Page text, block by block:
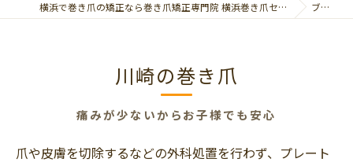
横浜で巻き爪の矯正なら巻き爪矯正専門院 横浜巻き爪センター ブログ
川崎の巻き爪
痛みが少ないからお子様でも安心
爪や皮膚を切除するなどの外科処置を行わず、プレート